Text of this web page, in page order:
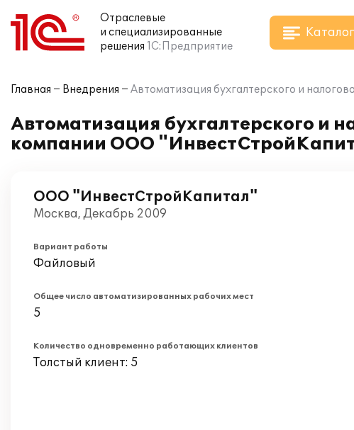
Отраслевые
и специализированные
решения 1С:Предприятие
Каталог
Главная Внедрения Автоматизация бухгалтерского и
Автоматизация бухгалтерского и
компании ООО
ООО "ИнвестСтройКапитал"
Москва, Декабрь 2009
Вариант работы
Файловый
Общее число автоматизированных рабочих мест
5
Количество одновременно работающих клиентов
Толстый клиент: 5